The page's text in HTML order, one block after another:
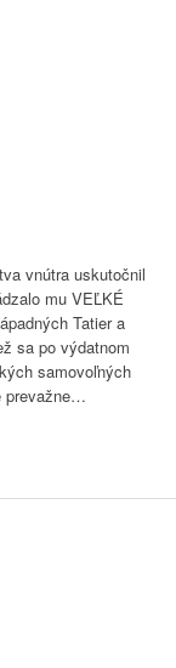
vnútra uskutočnil
mu VEĽKÉ
Tatier a
sa po výdatnom
samovoľných
prevažne…